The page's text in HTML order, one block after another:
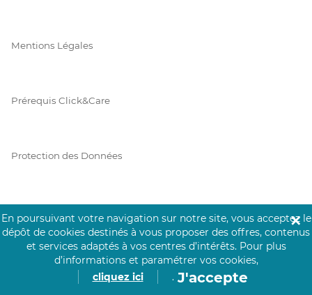
Mentions Légales
Prérequis Click&Care
Protection des Données
PAIEMENT SÉCURISÉ
En poursuivant votre navigation sur notre site, vous acceptez le
dépôt de cookies destinés à vous proposer des offres, contenus
et services adaptés à vos centres d’intérêts. Pour plus
d’informations et paramétrer vos cookies,
cliquez ici
. J'accepte
✕